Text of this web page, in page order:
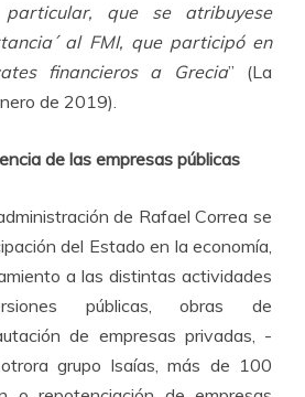
que se atribuyese
al FMI, que participó en
financieros a Grecia” (La
de 2019).
de las empresas públicas
de Rafael Correa se
del Estado en la economía,
a las distintas actividades
públicas, obras de
de empresas privadas, -
grupo Isaías, más de 100